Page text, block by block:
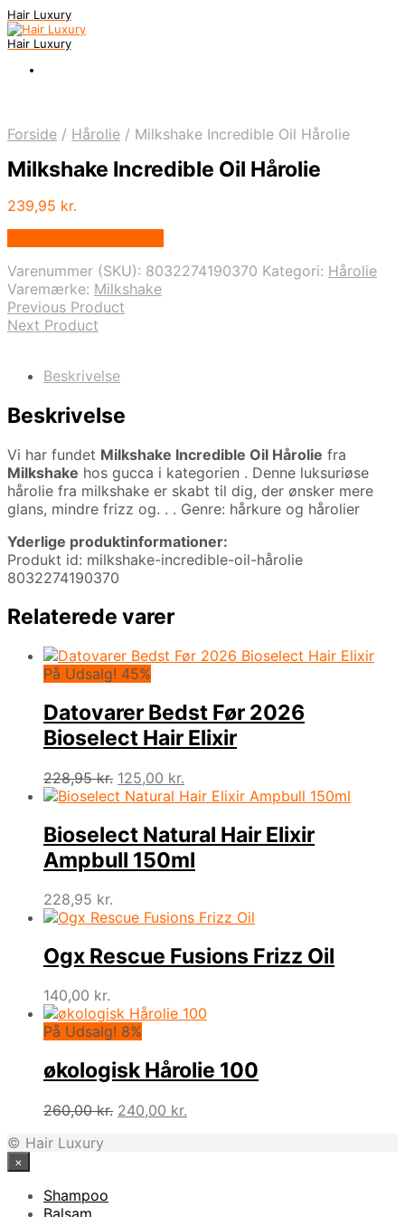
Hair Luxury
Hair Luxury
Forside / Hårolie / Milkshake Incredible Oil Hårolie
Milkshake Incredible Oil Hårolie
239,95 kr.
Varenummer (SKU): 8032274190370 Kategori: Hårolie
Varemærke: Milkshake
Previous Product
Next Product
Beskrivelse
Beskrivelse
Vi har fundet Milkshake Incredible Oil Hårolie fra
Milkshake hos gucca i kategorien . Denne luksuriøse
hårolie fra milkshake er skabt til dig, der ønsker mere
glans, mindre frizz og. . . Genre: hårkure og hårolier
Yderlige produktinformationer:
Produkt id: milkshake-incredible-oil-hårolie
8032274190370
Relaterede varer
På Udsalg! 45%
Datovarer Bedst Før 2026
Bioselect Hair Elixir
228,95kr. Den
oprindelige
var:
228,95 kr..
125,00 kr.
aktuelle
er:
125,00 kr..
Bioselect Natural Hair Elixir
Ampbull 150ml
228,95 kr.
Ogx Rescue Fusions Frizz Oil
140,00 kr.
På Udsalg! 8%
økologisk Hårolie 100
260,00kr. Den
240,00 kr.
© Hair Luxury
×
Shampoo
Balsam